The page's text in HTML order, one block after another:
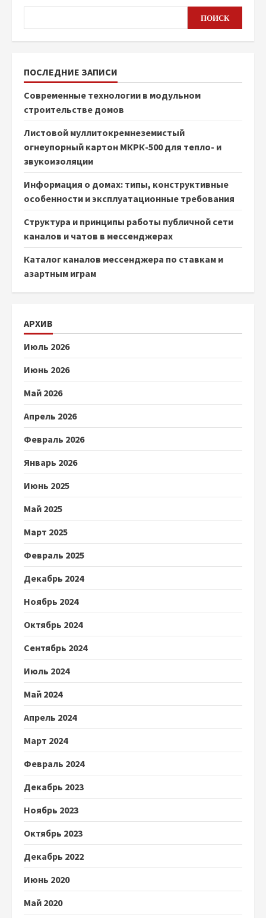
ПОИСК
ПОСЛЕДНИЕ ЗАПИСИ
Современные технологии в модульном
строительстве домов
Листовой муллитокремнеземистый
огнеупорный картон МКРК-500 для тепло- и
звукоизоляции
Информация о домах: типы, конструктивные
особенности и эксплуатационные требования
Структура и принципы работы публичной сети
каналов и чатов в мессенджерах
Каталог каналов мессенджера по ставкам и
азартным играм
АРХИВ
Июль 2026
Июнь 2026
Май 2026
Апрель 2026
Февраль 2026
Январь 2026
Июнь 2025
Май 2025
Март 2025
Февраль 2025
Декабрь 2024
Ноябрь 2024
Октябрь 2024
Сентябрь 2024
Июль 2024
Май 2024
Апрель 2024
Март 2024
Февраль 2024
Декабрь 2023
Ноябрь 2023
Октябрь 2023
Декабрь 2022
Июнь 2020
Май 2020